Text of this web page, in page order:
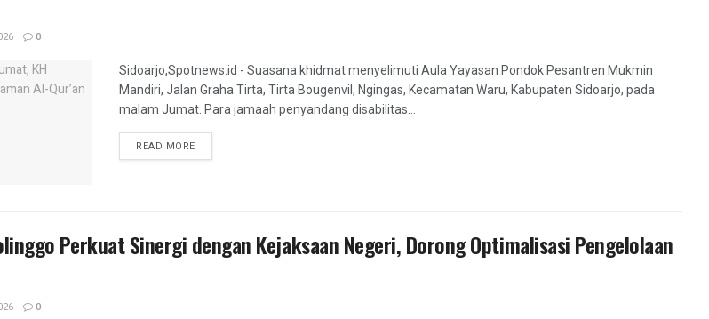
0
Sidoarjo,Spotnews.id - Suasana khidmat menyelimuti Aula Yayasan Pondok Pesantren Mukmin
Mandiri, Jalan Graha Tirta, Tirta Bougenvil, Ngingas, Kecamatan Waru, Kabupaten Sidoarjo, pada
malam Jumat. Para jamaah penyandang disabilitas...
READ MOREDETAILS
Perkuat Sinergi dengan Kejaksaan Negeri, Dorong Optimalisasi Pengelolaan
0